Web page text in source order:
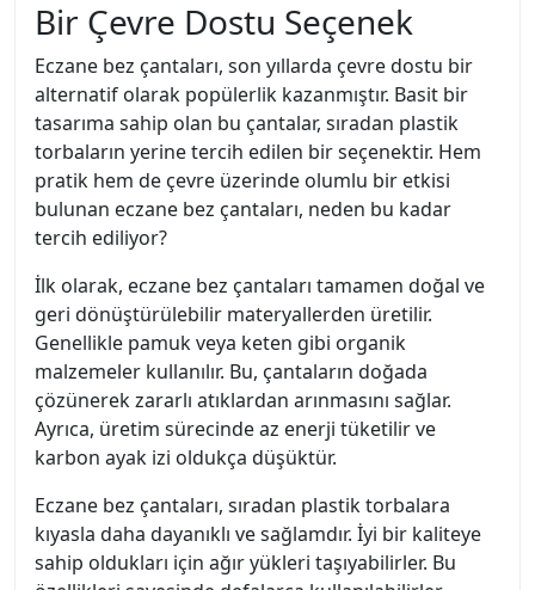
Bir Çevre Dostu Seçenek
Eczane bez çantaları, son yıllarda çevre dostu bir
alternatif olarak popülerlik kazanmıştır. Basit bir
tasarıma sahip olan bu çantalar, sıradan plastik
torbaların yerine tercih edilen bir seçenektir. Hem
pratik hem de çevre üzerinde olumlu bir etkisi
bulunan eczane bez çantaları, neden bu kadar
tercih ediliyor?
İlk olarak, eczane bez çantaları tamamen doğal ve
geri dönüştürülebilir materyallerden üretilir.
Genellikle pamuk veya keten gibi organik
malzemeler kullanılır. Bu, çantaların doğada
çözünerek zararlı atıklardan arınmasını sağlar.
Ayrıca, üretim sürecinde az enerji tüketilir ve
karbon ayak izi oldukça düşüktür.
Eczane bez çantaları, sıradan plastik torbalara
kıyasla daha dayanıklı ve sağlamdır. İyi bir kaliteye
sahip oldukları için ağır yükleri taşıyabilirler. Bu